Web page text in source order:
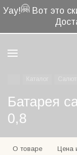
Уау!🤗 Вот это
Батарея
0,8
О товаре Цена